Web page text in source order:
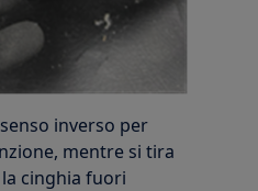
inverso per
mentre si tira
cinghia fuori